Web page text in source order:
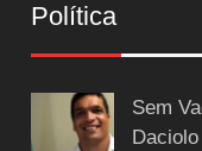
Política
Sem